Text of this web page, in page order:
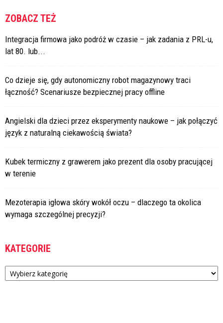
ZOBACZ TEŻ
Integracja firmowa jako podróż w czasie – jak zadania z PRL-u,
lat 80. lub...
Co dzieje się, gdy autonomiczny robot magazynowy traci
łączność? Scenariusze bezpiecznej pracy offline
Angielski dla dzieci przez eksperymenty naukowe – jak połączyć
język z naturalną ciekawością świata?
Kubek termiczny z grawerem jako prezent dla osoby pracującej
w terenie
Mezoterapia igłowa skóry wokół oczu – dlaczego ta okolica
wymaga szczególnej precyzji?
KATEGORIE
Kategorie